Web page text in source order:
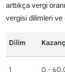
arttıkça vergi
vergisi dilimleri ve